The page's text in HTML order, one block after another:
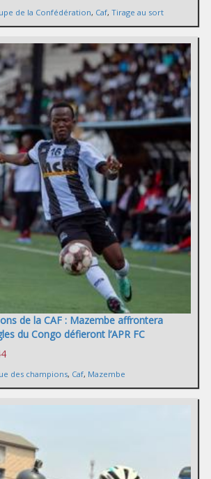
de la Confédération, Caf, Tirage au sort
de la CAF : Mazembe affrontera
du Congo défieront l’APR FC
des champions, Caf, Mazembe